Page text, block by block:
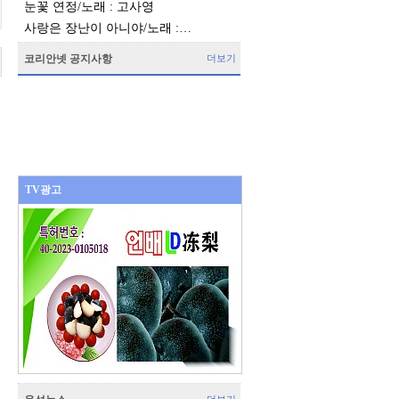
눈꽃 연정/노래 : 고사영
사랑은 장난이 아니야/노래 :…
코리안넷 공지사항 더보기
TV광고